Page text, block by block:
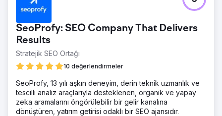
SeoProfy: SEO Company That Delivers
Results
Stratejik SEO Ortağı
10 değerlendirmeler
SeoProfy, 13 yılı aşkın deneyim, derin teknik uzmanlık ve
tescilli analiz araçlarıyla desteklenen, organik ve yapay
zeka aramalarını öngörülebilir bir gelir kanalına
dönüştüren, yatırım getirisi odaklı bir SEO ajansıdır.